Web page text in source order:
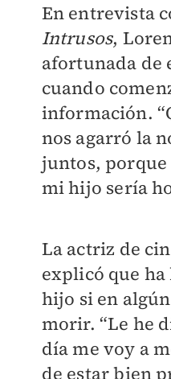
En entrevista
Intrusos,
afortunada de
cuando
información.
nos agarró la
juntos, porque
mi hijo sería
La actriz de
explicó que
hijo si en
morir. “Le he
día me voy a
de estar bien